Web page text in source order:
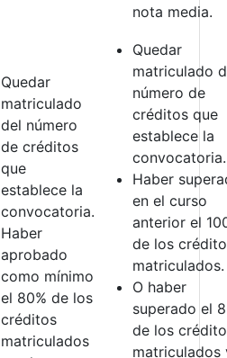
nota media.
Quedar
matriculado
del número
de créditos
que
establece la
convocatoria.
Haber
aprobado
como mínimo
el 80% de los
créditos
matriculados
Quedar
matriculado
número de
créditos que
establece la
convocatoria.
Haber
en el curso
anterior el
de los
matriculados.
O haber
superado el
de los
matriculados